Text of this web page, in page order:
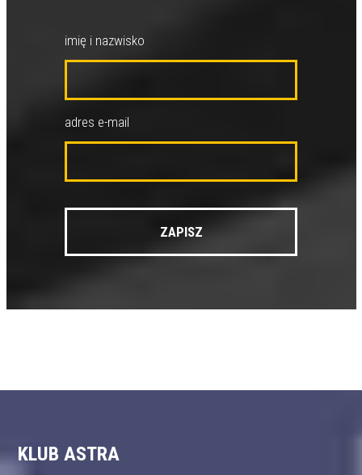
imię i nazwisko
adres e-mail
KLUB ASTRA